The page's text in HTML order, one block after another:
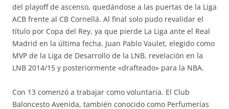
del playoff de ascenso, quedándose a las puertas de la Liga
ACB frente al CB Cornellá. Al final solo pudo revalidar el
título por Copa del Rey, ya que pierde La Liga ante el Real
Madrid en la última fecha. Juan Pablo Vaulet, elegido como
MVP de la Liga de Desarrollo de la LNB, revelación en la
LNB 2014/15 y posteriormente «drafteado» para la NBA.
Con 13 comenzó a trabajar como voluntaria. El Club
Baloncesto Avenida, también conocido como Perfumerías